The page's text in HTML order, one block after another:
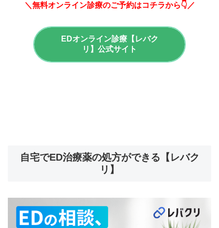
＼無料オンライン診療のご予約はコチラから👇／
EDオンライン診療【レバク
リ】公式サイト
自宅でED治療薬の処方ができる【レバク
リ】